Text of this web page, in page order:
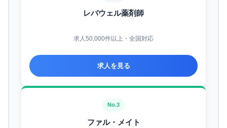
レバウェル薬剤師
求人50,000件以上・全国対応
求人を見る
No.3
ファル・メイト